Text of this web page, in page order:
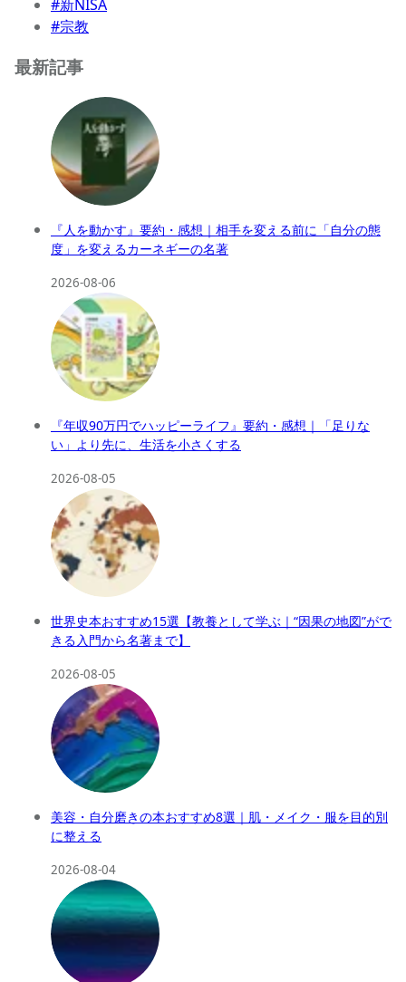
#新NISA
#宗教
最新記事
『人を動かす』要約・感想｜相手を変える前に「自分の態
度」を変えるカーネギーの名著
2026-08-06
『年収90万円でハッピーライフ』要約・感想｜「足りな
い」より先に、生活を小さくする
2026-08-05
世界史本おすすめ15選【教養として学ぶ｜“因果の地図”がで
きる入門から名著まで】
2026-08-05
美容・自分磨きの本おすすめ8選｜肌・メイク・服を目的別
に整える
2026-08-04